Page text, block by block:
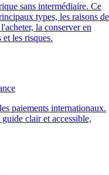
sans intermédiaire. Ce
types, les raisons de
la conserver en
les risques.
paiements internationaux.
clair et accessible,